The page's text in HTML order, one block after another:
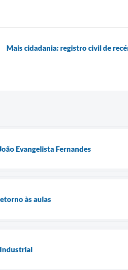
Mais cidadania: registro civil de
Evangelista Fernandes
às aulas